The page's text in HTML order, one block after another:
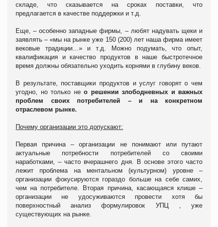
складе, что сказывается на сроках поставки, что
предлагается в качестве поддержки и т.д.
Еще, – особенно западные фирмы, – любят надувать щеки и
заявлять – «мы на рынке уже 150 (200) лет наша фирма имеет
вековые традиции…» и т.д. Можно подумать, что опыт,
квалификация и качество продуктов в наше быстротечное
время должны обязательно уходить корнями в глубину веков.
В результате, поставщики продуктов и услуг говорят о чем
угодно, но только не о решении злободневных и важных
проблем своих потребителей – и на конкретном
отраслевом рынке.
Почему организации это допускают:
Первая причина – организации не понимают или путают
актуальные потребности потребителей со своими
наработками, – часто вчерашнего дня. В основе этого часто
лежит проблема на ментальном (культурном) уровне –
организации фокусируются гораздо больше на себе самих,
чем на потребителе. Вторая причина, касающаяся клише –
организации не удосуживаются провести хотя бы
поверхностный анализ формулировок УПЦ , уже
существующих на рынке.